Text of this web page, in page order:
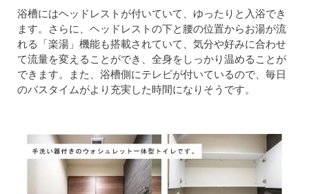
浴槽にはヘッドレストが付いていて、ゆったりと入浴でき
ます。さらに、ヘッドレストの下と腰の位置からお湯が流
れる「楽湯」機能も搭載されていて、気分や好みに合わせ
て流量を変えることができ、全身をしっかり温めることが
できます。また、浴槽側にテレビが付いているので、毎日
のバスタイムがより充実した時間になりそうです。